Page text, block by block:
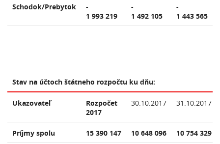
Schodok/Prebytok
-
1 993 219
-
1 492 105
-
1 443 565
Stav na účtoch štátneho rozpočtu ku dňu:
Ukazovateľ
Rozpočet
2017
30.10.2017 31.10.2017
Príjmy spolu 15 390 147 10 648 096 10 754 329